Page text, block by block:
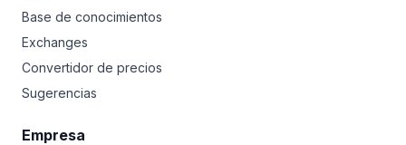
Base de conocimientos
Exchanges
Convertidor de precios
Sugerencias
Empresa